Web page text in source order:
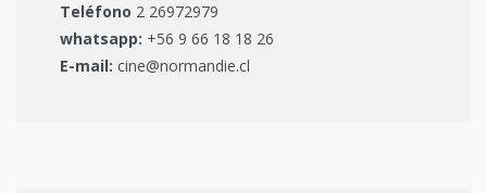
Teléfono 2 26972979
whatsapp: +56 9 66 18 18 26
E-mail: cine@normandie.cl